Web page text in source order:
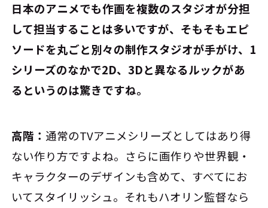
――日本のアニメでも作画を複数のスタジオが分担
して担当することは多いですが、そもそもエピ
ソードを丸ごと別々の制作スタジオが手がけ、1
シリーズのなかで2D、3Dと異なるルックがあ
るというのは驚きですね。
高階： 通常のTVアニメシリーズとしてはあり得
ない作り方ですよね。さらに画作りや世界観・
キャラクターのデザインも含めて、すべてにお
いてスタイリッシュ。それもハオリン監督なら